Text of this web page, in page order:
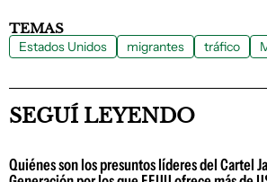
TEMAS
Estados Unidos migrantes tráfico
SEGUÍ LEYENDO
Quiénes son los presuntos líderes del Cartel